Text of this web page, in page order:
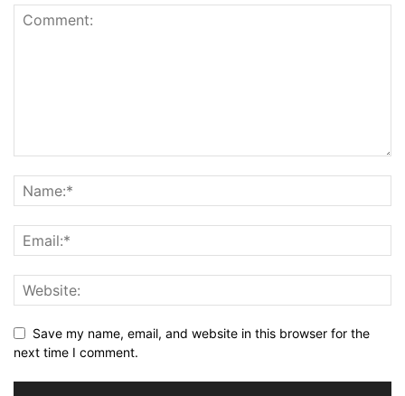
Save my name, email, and website in this browser for the
next time I comment.